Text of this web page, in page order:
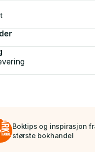
Boktips og inspirasjon
største bokhandel